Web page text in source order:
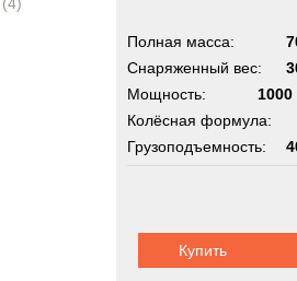
Полная масса:
Снаряженный вес:
Мощность:
1000
Колёсная формула:
Грузоподъемность:
Купить